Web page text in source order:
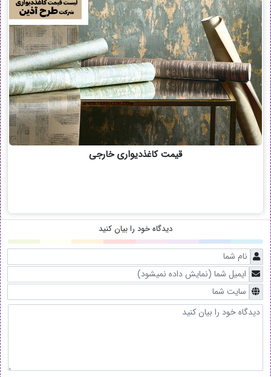
قیمت کاغذدیواری خارجی
دیدگاه خود را بیان کنید